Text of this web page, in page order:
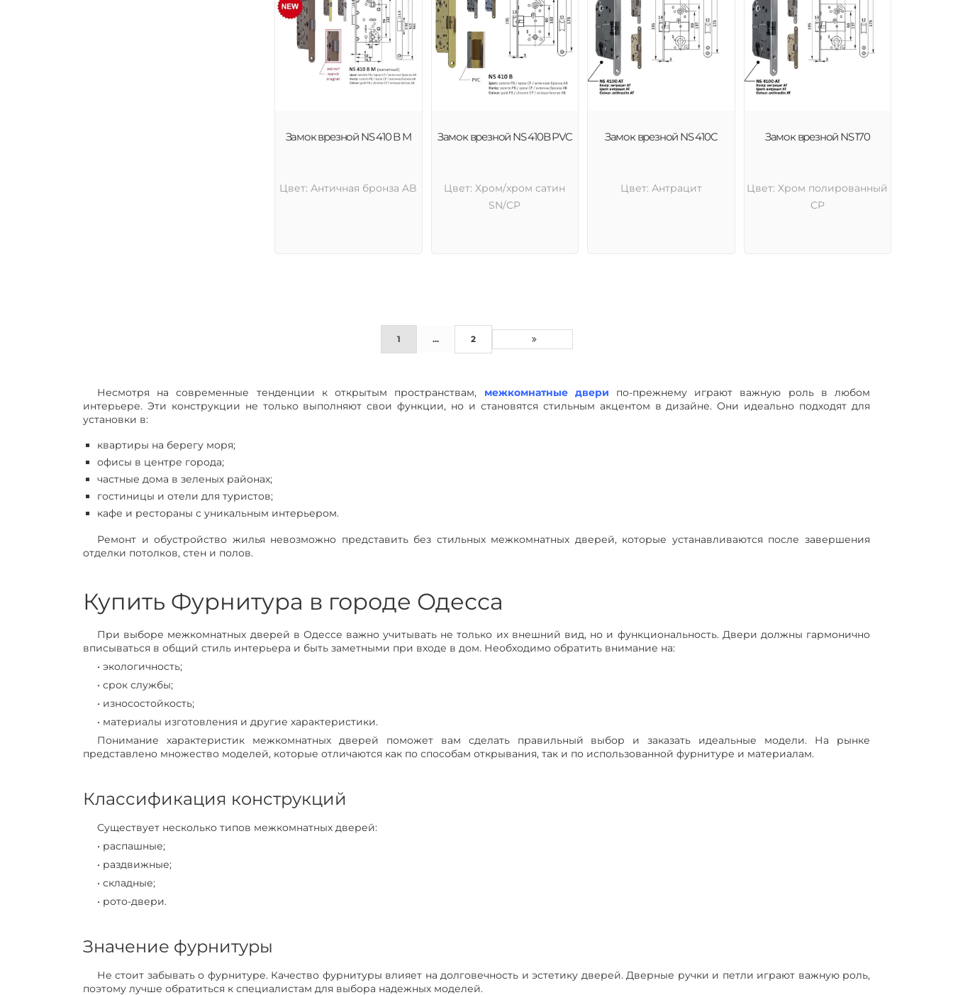
Замок врезной NS 410 B M
Цвет: Античная бронза AB
Замок врезной NS 410B PVC
Цвет: Хром/хром сатин
SN/CP
Замок врезной NS 410C
Цвет: Антрацит
Замок врезной NS 170
Цвет: Хром полированный
CP
1 ... 2
Несмотря на современные тенденции к открытым пространствам, межкомнатные двери по-прежнему играют важную роль в любом
интерьере. Эти конструкции не только выполняют свои функции, но и становятся стильным акцентом в дизайне. Они идеально подходят для
установки в:
квартиры на берегу моря;
офисы в центре города;
частные дома в зеленых районах;
гостиницы и отели для туристов;
кафе и рестораны с уникальным интерьером.
Ремонт и обустройство жилья невозможно представить без стильных межкомнатных дверей, которые устанавливаются после завершения
отделки потолков, стен и полов.
Купить Фурнитура в городе Одесса
При выборе межкомнатных дверей в Одессе важно учитывать не только их внешний вид, но и функциональность. Двери должны гармонично
вписываться в общий стиль интерьера и быть заметными при входе в дом. Необходимо обратить внимание на:
• экологичность;
• срок службы;
• износостойкость;
• материалы изготовления и другие характеристики.
Понимание характеристик межкомнатных дверей поможет вам сделать правильный выбор и заказать идеальные модели. На рынке
представлено множество моделей, которые отличаются как по способам открывания, так и по использованной фурнитуре и материалам.
Классификация конструкций
Существует несколько типов межкомнатных дверей:
• распашные;
• раздвижные;
• складные;
• рото-двери.
Значение фурнитуры
Не стоит забывать о фурнитуре. Качество фурнитуры влияет на долговечность и эстетику дверей. Дверные ручки и петли играют важную роль,
поэтому лучше обратиться к специалистам для выбора надежных моделей.